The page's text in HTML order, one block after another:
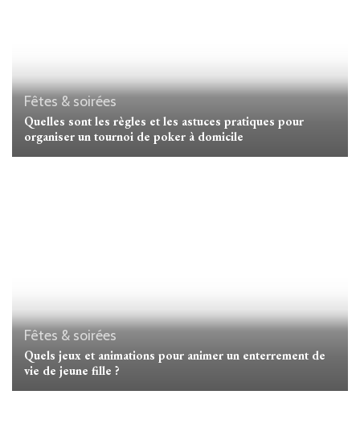
Fêtes & soirées
Quelles sont les règles et les astuces pratiques pour
organiser un tournoi de poker à domicile
Fêtes & soirées
Quels jeux et animations pour animer un enterrement de
vie de jeune fille ?